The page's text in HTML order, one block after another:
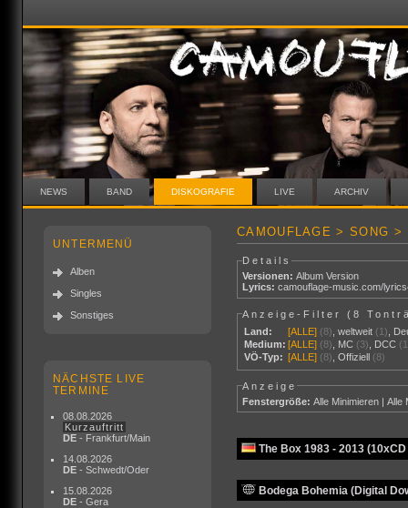
NEWS BAND DISKOGRAFIE LIVE ARCHIV
UNTERMENÜ
Alben
Singles
Sonstiges
NÄCHSTE LIVE
TERMINE
08.08.2026
Kurzauftritt
DE - Frankfurt/Main
14.08.2026
DE - Schwedt/Oder
15.08.2026
DE - Gera
CAMOUFLAGE > SONG >
Details
Versionen: Album Version
Lyrics: camouflage-music.com/
Anzeige-Filter (8
Land:
[ALLE] (8) ,weltweit (1)
Medium: [ALLE] (8) MC (3) DCC
VÖ-Typ: [ALLE] (8) ,Offiziell (8)
Anzeige
Fenstergröße: Alle Minimieren |Alle
The Box 1983 - 2013
Bodega Bohemia (Digital